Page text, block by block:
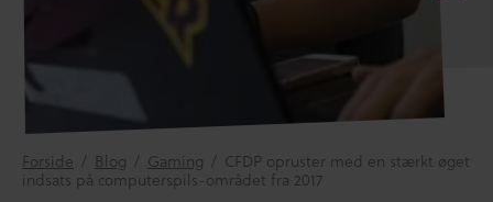
Forside / Blog / Gaming / CFDP opruster med en stærkt øget
indsats på computerspils-området fra 2017